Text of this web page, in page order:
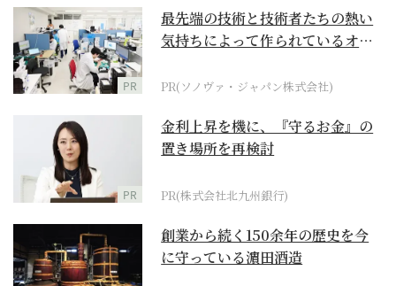
PR
最先端の技術と技術者たちの熱い
気持ちによって作られているオー
PR(ソノヴァ・ジャパン株式会社)
PR
金利上昇を機に、『守るお金』の
置き場所を再検討
PR(株式会社北九州銀行)
創業から続く150余年の歴史を今
に守っている濵田酒造